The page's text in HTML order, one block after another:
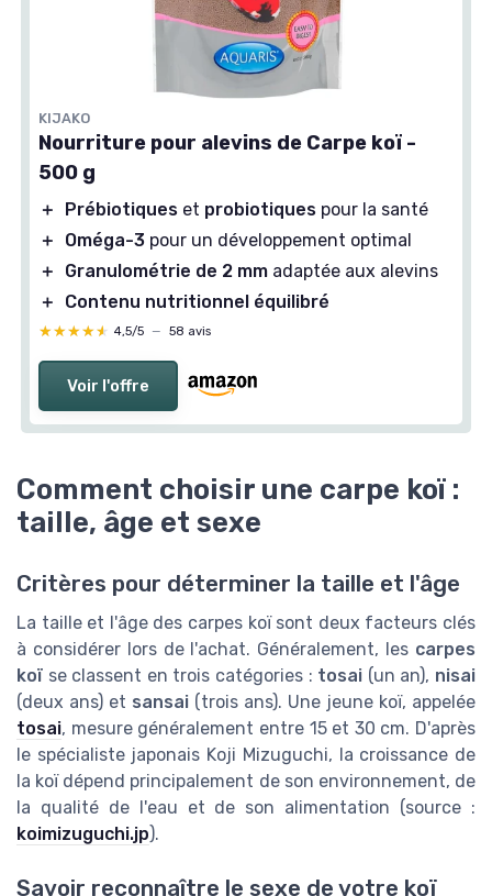
KIJAKO
Nourriture pour alevins de Carpe koï -
500 g
＋ Prébiotiques et probiotiques pour la santé
＋
Oméga-3 pour un développement optimal
＋
Granulométrie de 2 mm adaptée aux alevins
＋
Contenu nutritionnel équilibré
★★★★★
★★★★★ 4,5/5 — 58 avis
Voir l'offre
Comment choisir une carpe koï :
taille, âge et sexe
Critères pour déterminer la taille et l'âge
La taille et l'âge des carpes koï sont deux facteurs clés
à considérer lors de l'achat. Généralement, les carpes
koï se classent en trois catégories : tosai (un an), nisai
(deux ans) et sansai (trois ans). Une jeune koï, appelée
tosai, mesure généralement entre 15 et 30 cm. D'après
le spécialiste japonais Koji Mizuguchi, la croissance de
la koï dépend principalement de son environnement, de
la qualité de l'eau et de son alimentation (source :
koimizuguchi.jp).
Savoir reconnaître le sexe de votre koï